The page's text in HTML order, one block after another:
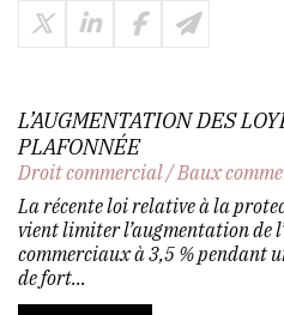
L’AUGMENTATION DES
PLAFONNÉE
Droit commercial/Baux
La récente loi relative à la
vient limiter l’augmentation de
commerciaux à 3,5 % pendant
de fort...